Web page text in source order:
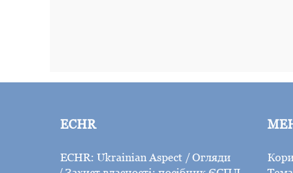
ECHR
ECHR: Ukrainian Aspect
Огляди